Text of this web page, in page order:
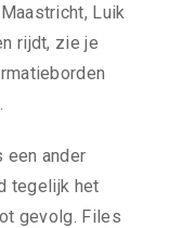
Luik
rijdt, zie je
een ander
tegelijk het
gevolg. Files